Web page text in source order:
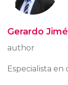
Gerardo
author
Especialista en